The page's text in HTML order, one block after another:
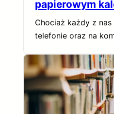
papierowym
Chociaż każdy z
telefonie oraz na